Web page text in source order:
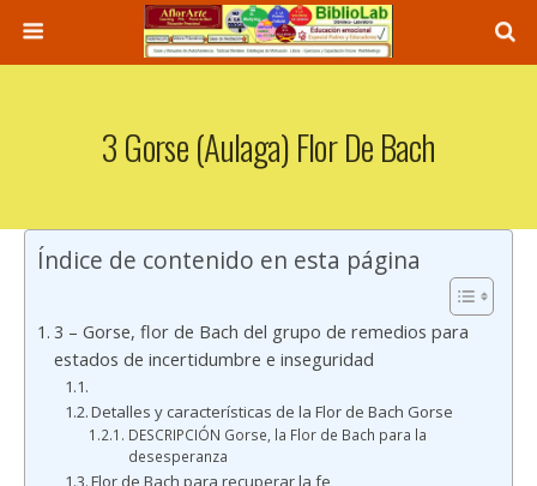
3 Gorse (Aulaga) Flor De Bach
Índice de contenido en esta página
3 – Gorse, flor de Bach del grupo de remedios para
estados de incertidumbre e inseguridad
Detalles y características de la Flor de Bach Gorse
DESCRIPCIÓN Gorse, la Flor de Bach para la
desesperanza
Flor de Bach para recuperar la fe